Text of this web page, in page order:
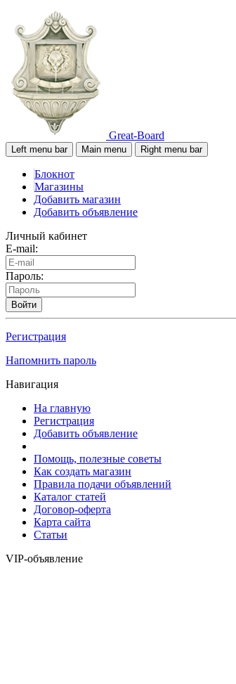
Great-Board
Left menu bar Main menu Right menu bar
Блокнот
Магазины
Добавить магазин
Добавить объявление
Личный кабинет
E-mail:
Пароль:
Войти
Регистрация
Напомнить пароль
Навигация
На главную
Регистрация
Добавить объявление
Помощь, полезные советы
Как создать магазин
Правила подачи объявлений
Каталог статей
Договор-оферта
Карта сайта
Статьи
VIP-объявление